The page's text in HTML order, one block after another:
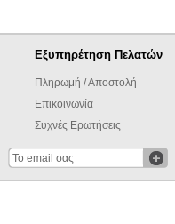
Εξυπηρέτηση Πελατών
Πληρωμή / Αποστολή
Επικοινωνία
Συχνές Ερωτήσεις